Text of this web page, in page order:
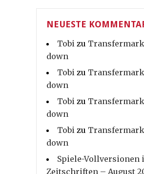
NEUESTE
Tobi zu
down
Tobi zu
down
Tobi zu
down
Tobi zu
down
Spiele-Vollversionen
Zeitschriften – August